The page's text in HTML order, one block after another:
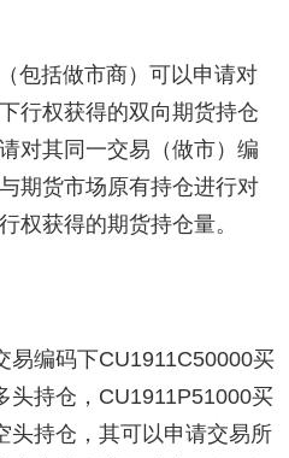
包括做市商）可以申请对
行权获得的双向期货持仓
对其同一交易（做市）编
期货市场原有持仓进行对
权获得的期货持仓量。
易编码下CU1911C50000买
头持仓，CU1911P51000买
头持仓，其可以申请交易所